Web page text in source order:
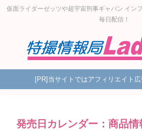
仮面ライダーゼッツや超宇宙刑事ギャバン イン
毎日配信！
[PR]当サイトではアフィリエイト
発売日カレンダー：商品情